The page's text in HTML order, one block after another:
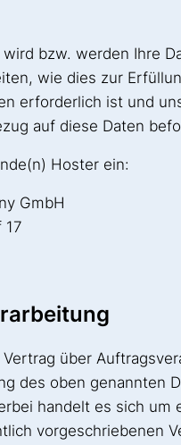
bzw. werden Ihre
wie dies zur
erforderlich ist und
auf diese Daten
Hoster ein:
GmbH
17
über
des oben genannten
handelt es sich um
vorgeschriebenen